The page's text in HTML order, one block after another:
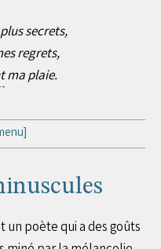
secrets,
regrets,
ma plaie.
un poète qui a des goûts